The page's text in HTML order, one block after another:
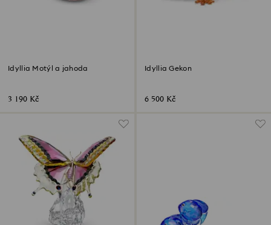
Idyllia Motýl a jahoda
3 190 Kč
Idyllia Gekon
6 500 Kč